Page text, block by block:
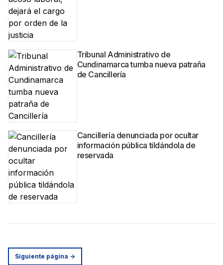
Tribunal Administrativo de
Cundinamarca tumba nueva patraña
de Cancillería
Cancillería denunciada por ocultar
información pública tildándola de
reservada
Siguiente página →